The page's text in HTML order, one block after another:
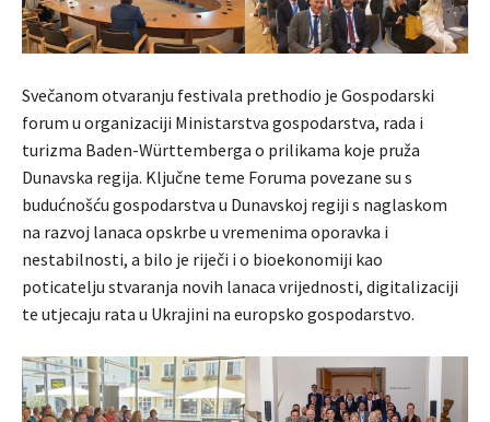
Svečanom otvaranju festivala prethodio je Gospodarski
forum u organizaciji Ministarstva gospodarstva, rada i
turizma Baden-Württemberga o prilikama koje pruža
Dunavska regija. Ključne teme Foruma povezane su s
budućnošću gospodarstva u Dunavskoj regiji s naglaskom
na razvoj lanaca opskrbe u vremenima oporavka i
nestabilnosti, a bilo je riječi i o bioekonomiji kao
poticatelju stvaranja novih lanaca vrijednosti, digitalizaciji
te utjecaju rata u Ukrajini na europsko gospodarstvo.